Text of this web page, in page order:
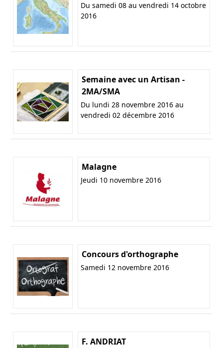
Du samedi 08 au vendredi 14 octobre
2016
Semaine avec un Artisan -
2MA/SMA
Du lundi 28 novembre 2016 au
vendredi 02 décembre 2016
Malagne
Jeudi 10 novembre 2016
Concours d'orthographe
Samedi 12 novembre 2016
F. ANDRIAT